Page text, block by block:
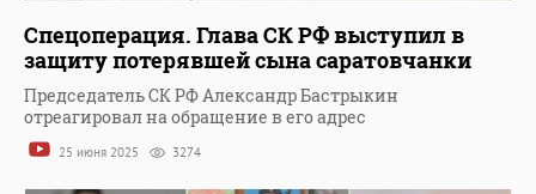
Спецоперация. Глава СК РФ выступил в
защиту потерявшей сына саратовчанки
Председатель СК РФ Александр Бастрыкин
отреагировал на обращение в его адрес
25 июня 2025 3274